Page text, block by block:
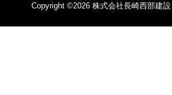
Copyright ©2026 株式会社長崎西部建